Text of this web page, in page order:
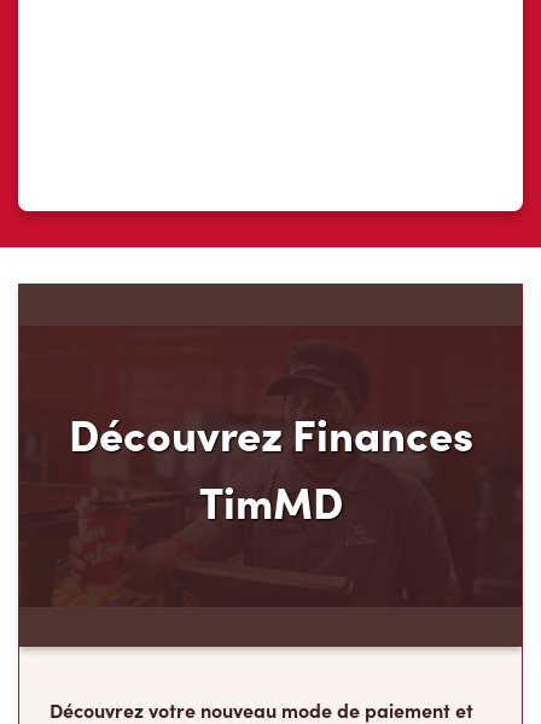
Découvrez Finances
TimMD
Découvrez votre nouveau mode de paiement et